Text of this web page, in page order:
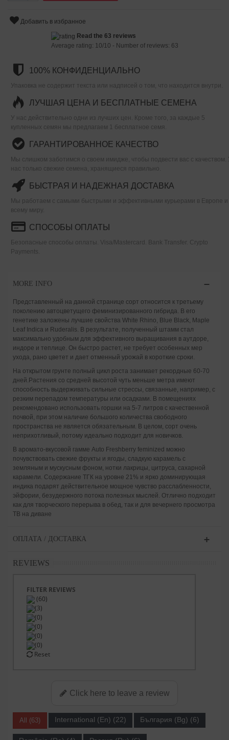
Добавить в избранное
Read the 63 reviews
Average rating: 10/10 - Number of reviews: 63
100% КОНФИДЕНЦИАЛЬНО
Упаковка не содержит текста или надписей о том, что находится внутри.
ЛУЧШАЯ ЦЕНА И БЕСПЛАТНЫЕ СЕМЕНА
У нас действительно одни из лучших цен. Кроме того, за каждые 5
купленных семян мы предлагаем 1 бесплатное семя.
ГАРАНТИРОВАННОЕ КАЧЕСТВО
Мы слишком заботимся о своем имидже, чтобы подвести вас с качеством.
нас только свежие семена, хранящиеся правильно.
БЫСТРАЯ И НАДЕЖНАЯ ДОСТАВКА
Мы работаем с самыми быстрыми и эффективными курьерами в Европе и
всему миру.
СПОСОБЫ ОПЛАТЫ
Безопасные способы оплаты. Visa/Mastercard. Bank Transfer. Crypto
Payments.
MORE INFO
Представленный на данной странице сорт относится к третьему
поколению автоцветущего феминизированного гибрида. В его
генетике заложены лучшие свойства White Rhino, Blue Black, Maple
Leaf Indica и Ruderalis. В результате, полученный штамм стал
максимально удобным для эффективного выращивания в аутдоре,
индоре и теплице. Он быстро растет, не требует особенных мер
ухода, рано цветет и дает отменный урожай в короткие сроки.
На открытом грунте полный цикл роста занимает рекордные 60-70
дней.Растения со средней высотой чуть меньше метра имеют
способность выдерживать сильные стрессы, связанные, например, с
резким перепадом температуры или осадками. В помещениях
рекомендовано использовать горшки на 5-7 литров с качественной
почвой, при этом наличие большого количества свободного
пространства не является обязательным. В целом, сорт очень
неприхотливый, потому идеально подходит для новичков.
В аромато-вкусовой гамме Auto Freshberry feminized можно
почувствовать свежие фрукты и ягоды, сладкую карамель с
земляным и мускусным фоном, нотки лакрицы, цитруса, сахарной
карамели. Содержание ТГК на уровне 21% и ярко доминирующая
индика подарят действительное мощное чувство расслабленности,
эйфории, безудержного потока полезных мыслей. Отлично подходит
как для творческого перерыва в обед, так и для вечернего просмотра
ТВ на диване
ОПЛАТА / ДОСТАВКА
REVIEWS
FILTER REVIEWS
(60)
(3)
(0)
(0)
(0)
(0)
Reset
Click here to leave a review
All (63) International (En) (22) България (Bg) (6)